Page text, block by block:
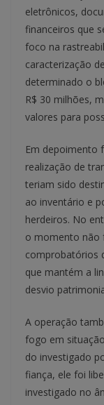
eletrônicos,
financeiros que
foco na
caracterização
determinado o
R$ 30 milhões,
valores para
Em depoimento
realização de
teriam sido
ao inventário e
herdeiros. No
o momento não
comprobatórios
que mantém a
desvio
A operação
fogo em
do investigado
fiança, ele foi
investigado no